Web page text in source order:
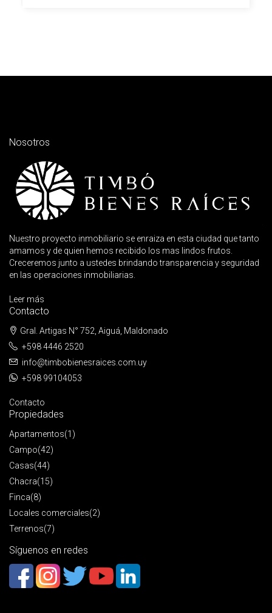
Nosotros
Nuestro proyecto inmobiliario se enraiza en esta ciudad que tanto
amamos y de quien hemos recibido los mas lindos frutos.
Creceremos junto a ustedes brindando transparencia y seguridad
en las operaciones inmobiliarias.
Leer más
Contacto
Gral. Artigas N° 752, Aiguá, Maldonado
+598 4446 2520
info@timbobienesraices.com.uy
+598 99104053
Contacto
Propiedades
Apartamentos(1)
Campo(42)
Casas(44)
Chacra(15)
Finca(8)
Locales comerciales(2)
Terrenos(7)
Síguenos en redes